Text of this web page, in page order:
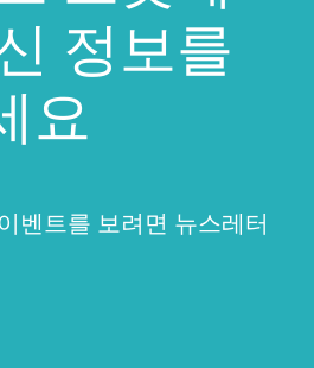
정보를
요
벤트를 보려면 뉴스레터